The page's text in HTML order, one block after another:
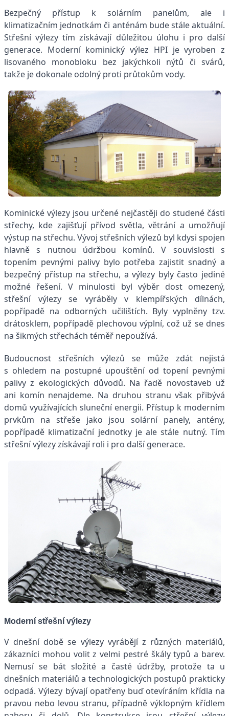
Bezpečný přístup k solárním panelům, ale i
klimatizačním jednotkám či anténám bude stále aktuální.
Střešní výlezy tím získávají důležitou úlohu i pro další
generace. Moderní kominický výlez HPI je vyroben z
lisovaného monobloku bez jakýchkoli nýtů či svárů,
takže je dokonale odolný proti průtokům vody.
Kominické výlezy jsou určené nejčastěji do studené části
střechy, kde zajišťují přívod světla, větrání a umožňují
výstup na střechu. Vývoj střešních výlezů byl kdysi spojen
hlavně s nutnou údržbou komínů. V souvislosti s
topením pevnými palivy bylo potřeba zajistit snadný a
bezpečný přístup na střechu, a výlezy byly často jediné
možné řešení. V minulosti byl výběr dost omezený,
střešní výlezy se vyráběly v klempířských dílnách,
popřípadě na odborných učilištích. Byly vyplněny tzv.
drátosklem, popřípadě plechovou výplní, což už se dnes
na šikmých střechách téměř nepoužívá.
Budoucnost střešních výlezů se může zdát nejistá
s ohledem na postupné upouštění od topení pevnými
palivy z ekologických důvodů. Na řadě novostaveb už
ani komín nenajdeme. Na druhou stranu však přibývá
domů využívajících sluneční energii. Přístup k moderním
prvkům na střeše jako jsou solární panely, antény,
popřípadě klimatizační jednotky je ale stále nutný. Tím
střešní výlezy získávají roli i pro další generace.
Moderní střešní výlezy
V dnešní době se výlezy vyrábějí z různých materiálů,
zákazníci mohou volit z velmi pestré škály typů a barev.
Nemusí se bát složité a časté údržby, protože ta u
dnešních materiálů a technologických postupů prakticky
odpadá. Výlezy bývají opatřeny buď otevíráním křídla na
pravou nebo levou stranu, případně výklopným křídlem